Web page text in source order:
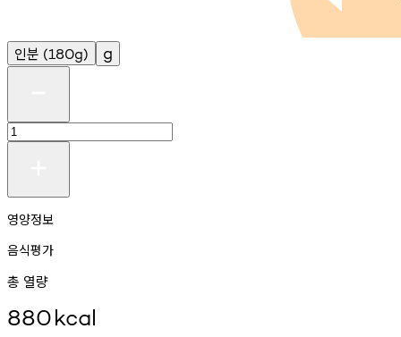
인분 (180g) g
영양정보
음식평가
총 열량
880kcal